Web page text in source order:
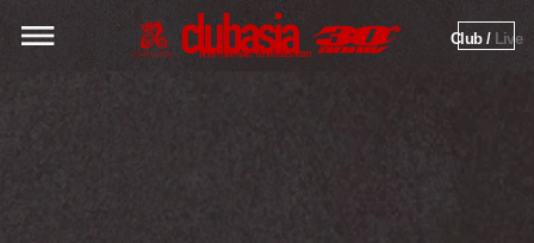
Club / Live